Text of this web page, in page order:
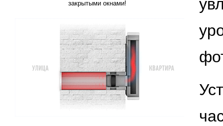
закрытыми окнами!